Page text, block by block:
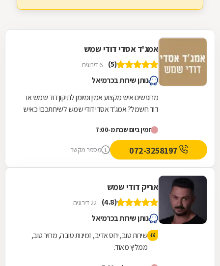
אמג'ד אסדי דודי שמש
(5) 6 דירוגים
נותן שירות בכרמיאל
מחפשים איש מקצוע אמין ומיומן לתיקון דוד שמש או
דוד חשמל? אמג'ד אסדי דודי שמש לשירותכם! כאיש
זמין ביום שבת מ-7:00
מספר מקשר
אריק דודי שמש
(4.8) 22 דירוגים
נותן שירות בכרמיאל
שירות טוב, יחס אדיב, זמינות טובה, מחיר טוב,
ממליץ מאוד.